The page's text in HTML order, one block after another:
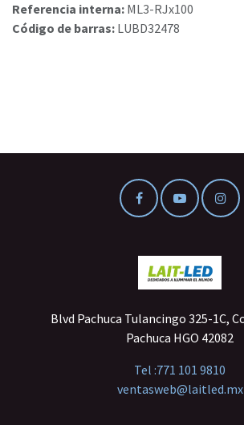
Referencia interna: ML3-RJx100
Código de barras: LUBD32478
Blvd Pachuca Tulancingo 325-1C,
Pachuca HGO 42082
Tel :771 101 9810
ventasweb@laitled.mx